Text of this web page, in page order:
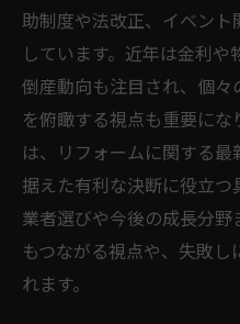
助制度や法改正、イベン
しています。近年は金利
倒産動向も注目され、個
を俯瞰する視点も重要にな
は、リフォームに関する
据えた有利な決断に役立つ
業者選びや今後の成長分
もつながる視点や、失敗し
れます。